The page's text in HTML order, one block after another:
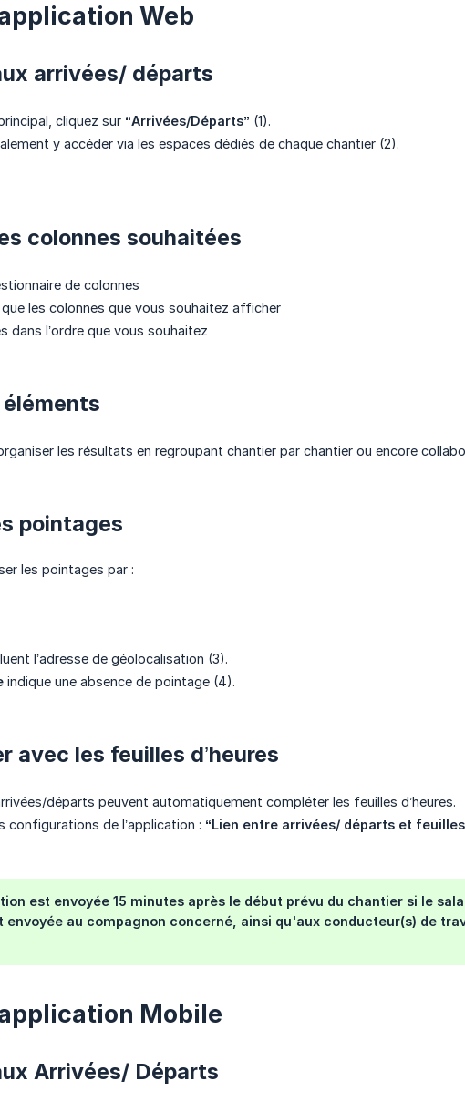
Web
arrivées/ départs
cliquez sur “Arrivées/Départs” (1).
y accéder via les espaces dédiés de chaque chantier (2).
colonnes souhaitées
de colonnes
les colonnes que vous souhaitez afficher
dans l’ordre que vous souhaitez
les résultats en regroupant chantier par chantier ou encore
pointages
les pointages par :
l’adresse de géolocalisation (3).
indique une absence de pointage (4).
avec les feuilles d’heures
départs peuvent automatiquement compléter les feuilles d’heures.
configurations de l’application : “Lien entre arrivées/ départs et feuilles
est envoyée 15 minutes après le début prévu du chantier si le
au compagnon concerné, ainsi qu'aux conducteur(s) de
Mobile
Arrivées/ Départs